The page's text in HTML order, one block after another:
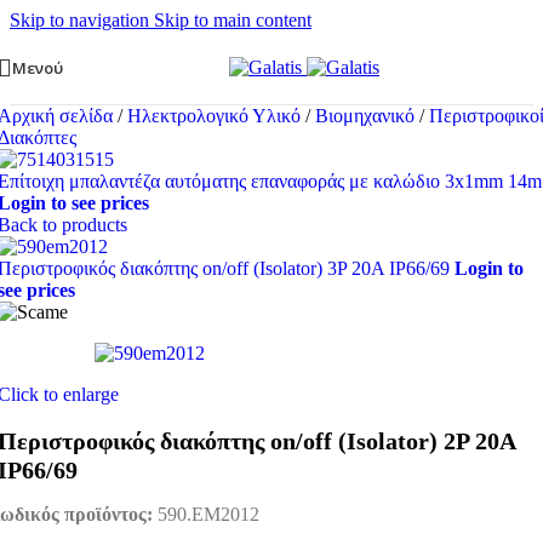
Skip to navigation Skip to main content
Μενού
σελίδα / Ηλεκτρολογικό Υλικό / Βιομηχανικό / Περιστροφικοί
μπαλαντέζα αυτόματης επαναφοράς με καλώδιο 3x1mm 14m
to see prices
to products
διακόπτης on/off (Isolator) 3P 20A IP66/69 Login to
prices
to enlarge
διακόπτης on/off (Isolator) 2P 20A
69
προϊόντος: 590.EM2012